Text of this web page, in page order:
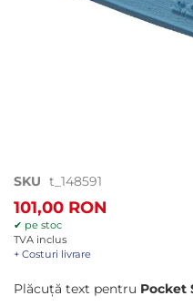
Treci
la
începutul
galeriei
de
SKU t_148591
101,00 RON
✔ pe stoc
TVA inclus
+ Costuri livrare
Plăcuță text pentru Pocket